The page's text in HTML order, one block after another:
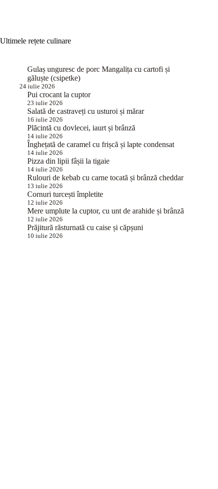
Ultimele rețete culinare
Gulaș unguresc de porc Mangalița cu cartofi și
găluște (csipetke)
24 iulie 2026
Pui crocant la cuptor
23 iulie 2026
Salată de castraveți cu usturoi și mărar
16 iulie 2026
Plăcintă cu dovlecei, iaurt și brânză
14 iulie 2026
Înghețată de caramel cu frișcă și lapte condensat
14 iulie 2026
Pizza din lipii fâșii la tigaie
14 iulie 2026
Rulouri de kebab cu carne tocată și brânză cheddar
13 iulie 2026
Cornuri turcești împletite
12 iulie 2026
Mere umplute la cuptor, cu unt de arahide și brânză
12 iulie 2026
Prăjitură răsturnată cu caise și căpșuni
10 iulie 2026